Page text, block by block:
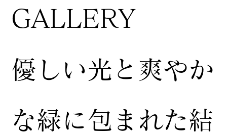
GALLERY
​優しい光と爽やか
な緑に包まれた結